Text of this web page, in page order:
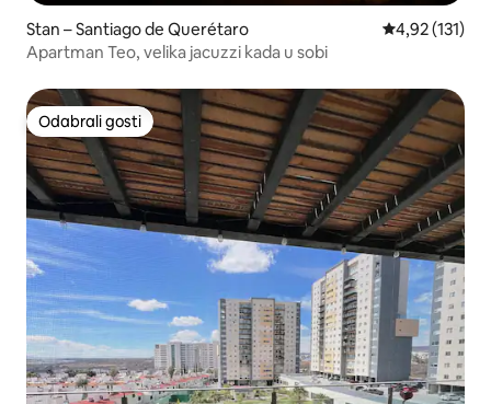
Stan – Santiago de Querétaro Prosječna
4,92 (131)
Apartman Teo, velika jacuzzi kada u sobi
Odabrali gosti
Odabrali gosti